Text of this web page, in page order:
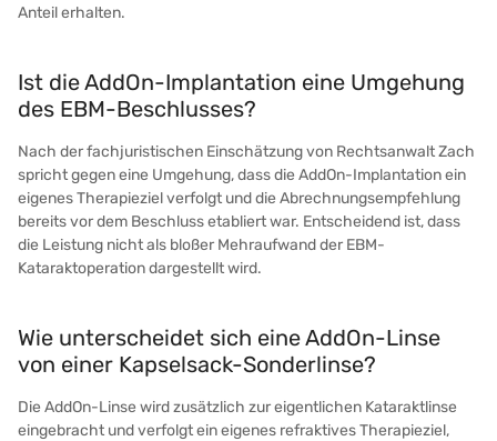
Anteil erhalten.
Ist die AddOn-Implantation eine Umgehung
des EBM-Beschlusses?
Nach der fachjuristischen Einschätzung von Rechtsanwalt Zach
spricht gegen eine Umgehung, dass die AddOn-Implantation ein
eigenes Therapieziel verfolgt und die Abrechnungsempfehlung
bereits vor dem Beschluss etabliert war. Entscheidend ist, dass
die Leistung nicht als bloßer Mehraufwand der EBM-
Kataraktoperation dargestellt wird.
Wie unterscheidet sich eine AddOn-Linse
von einer Kapselsack-Sonderlinse?
Die AddOn-Linse wird zusätzlich zur eigentlichen Kataraktlinse
eingebracht und verfolgt ein eigenes refraktives Therapieziel,